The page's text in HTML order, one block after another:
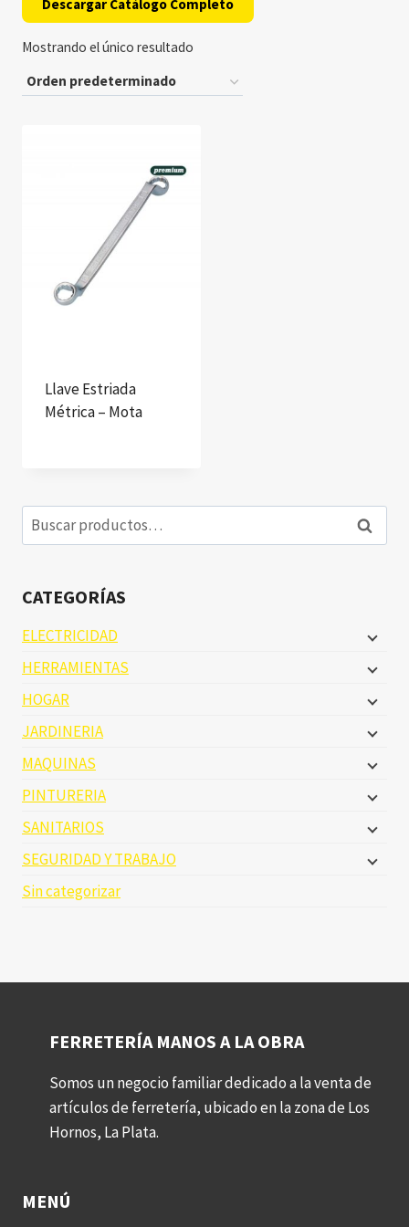
Descargar Catálogo Completo
Mostrando el único resultado
Llave Estriada
Métrica – Mota
Buscar
por:
Buscar
CATEGORÍAS
ELECTRICIDAD
HERRAMIENTAS
HOGAR
JARDINERIA
MAQUINAS
PINTURERIA
SANITARIOS
SEGURIDAD Y TRABAJO
Sin categorizar
FERRETERÍA MANOS A LA OBRA
Somos un negocio familiar dedicado a la venta de
artículos de ferretería, ubicado en la zona de Los
Hornos, La Plata.
MENÚ